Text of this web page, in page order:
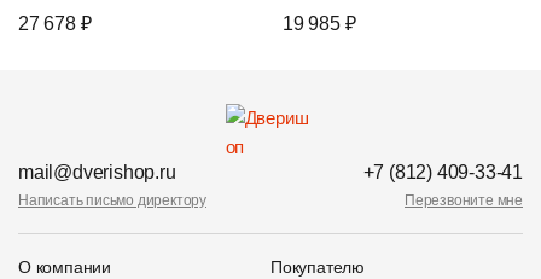
27 678 ₽ 19 985 ₽
mail@dverishop.ru
Написать письмо директору
+7 (812) 409-33-41
Перезвоните мне
О компании Покупателю